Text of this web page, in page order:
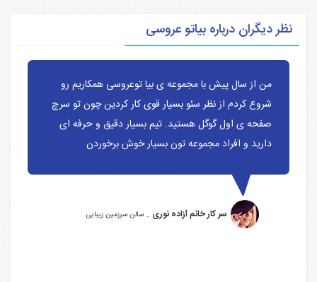
نظر دیگران درباره بیاتو عروسی
من از سال پیش با مجموعه ی بیا توعروسی همکاریم رو
شروع کردم از نظر سئو بسیار قوی کار کردین چون تو سرچ
صفحه ی اول گوگل هستید. تیم بسیار دقیق و حرفه ای
دارید و افراد مجموعه تون بسیار خوش برخوردن
سر کار خانم آزاده نوری . سالن سرزمین زیبایی